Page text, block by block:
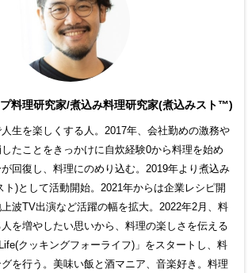
料理研究家/煮込み料理研究家(煮込みスト™)
生を楽しくする人。2017年、会社勤めの激務や
たことをきっかけに自炊経験0から料理を始め
回復し、料理にのめり込む。2019年より煮込み
ト)として活動開始。2021年からは企業レシピ開
波TV出演など活躍の幅を拡大。2022年2月、料
を増やしたい思いから、料理の楽しさを伝える
クッキングフォーライフ)」をスタートし、料
を行う。美味い飯と酒マニア、音楽好き。料理